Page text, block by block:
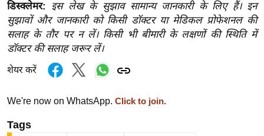
ल्म
स
मी
क्षा
B
e
a
डिस्क्लेमर: इस लेख के सुझाव सामान्य जानकारी के लिए हैं। इन
सुझावों और जानकारी को किसी डॉक्टर या मेडिकल प्रोफेशनल की
सलाह के तौर पर न लें। किसी भी बीमारी के लक्षणों की स्थिति में
डॉक्टर की सलाह जरूर लें।
शेयर करें
We're now on WhatsApp. Click to join.
Tags